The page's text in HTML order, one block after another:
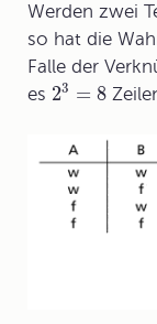
Werden zwei
so hat die
Falle der
es 23 = 8